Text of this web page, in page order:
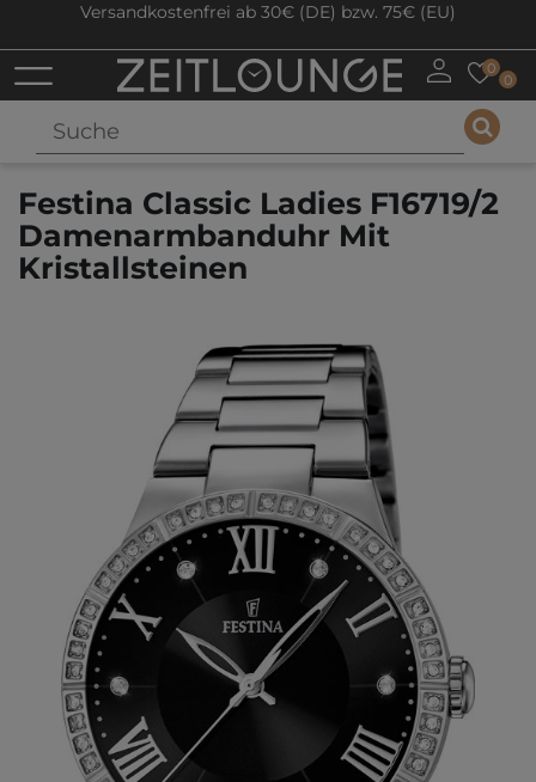
Versandkostenfrei ab 30€ (DE) bzw. 75€ (EU)
0
0
Festina Classic Ladies F16719/2
Damenarmbanduhr Mit
Kristallsteinen